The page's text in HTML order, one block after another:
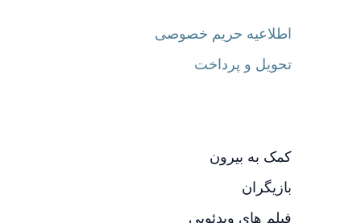
اطلاعیه حریم خصوصی
تحویل و پرداخت
کمک به بیرون
بازیگران
فیلم های ویدئویی